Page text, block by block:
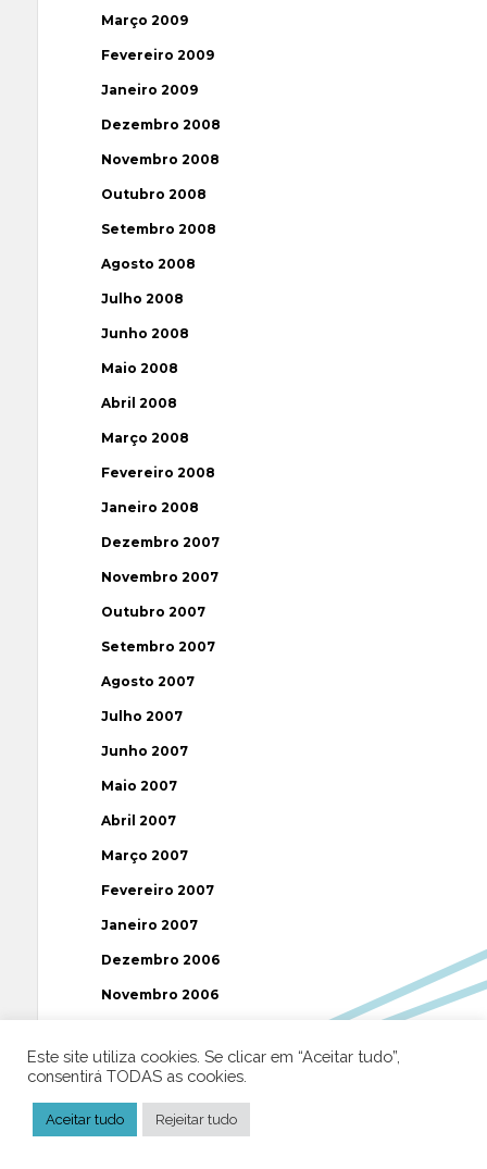
Março 2009
Fevereiro 2009
Janeiro 2009
Dezembro 2008
Novembro 2008
Outubro 2008
Setembro 2008
Agosto 2008
Julho 2008
Junho 2008
Maio 2008
Abril 2008
Março 2008
Fevereiro 2008
Janeiro 2008
Dezembro 2007
Novembro 2007
Outubro 2007
Setembro 2007
Agosto 2007
Julho 2007
Junho 2007
Maio 2007
Abril 2007
Março 2007
Fevereiro 2007
Janeiro 2007
Dezembro 2006
Novembro 2006
Setembro 2006
Agosto 2006
Julho 2006
Este site utiliza cookies. Se clicar em “Aceitar tudo”,
consentirá TODAS as cookies.
Aceitar tudo Rejeitar tudo